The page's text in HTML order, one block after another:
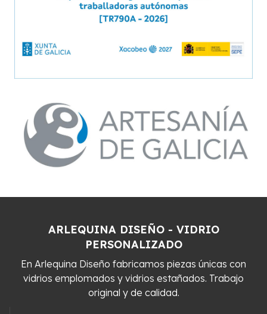
ARLEQUINA DISEÑO - VIDRIO
PERSONALIZADO
En Arlequina Diseño fabricamos piezas únicas con
vidrios emplomados y vidrios estañados. Trabajo
original y de calidad.